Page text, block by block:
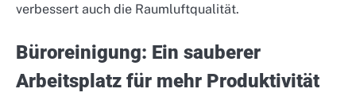
verbessert auch die Raumluftqualität.
Büroreinigung: Ein sauberer
Arbeitsplatz für mehr Produktivität